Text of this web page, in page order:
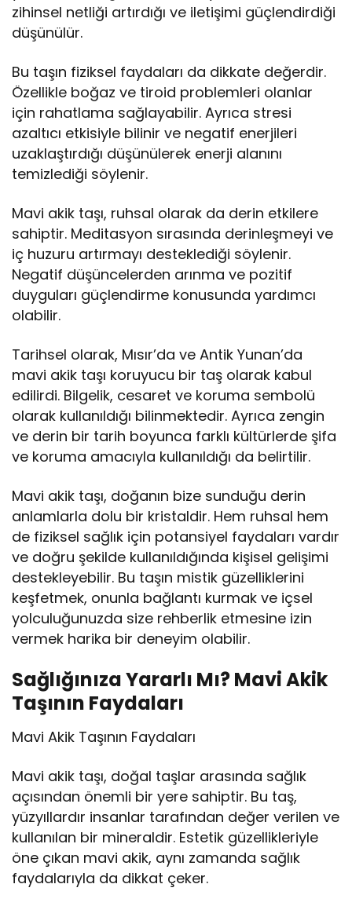
zihinsel netliği artırdığı ve iletişimi güçlendirdiği
düşünülür.
Bu taşın fiziksel faydaları da dikkate değerdir.
Özellikle boğaz ve tiroid problemleri olanlar
için rahatlama sağlayabilir. Ayrıca stresi
azaltıcı etkisiyle bilinir ve negatif enerjileri
uzaklaştırdığı düşünülerek enerji alanını
temizlediği söylenir.
Mavi akik taşı, ruhsal olarak da derin etkilere
sahiptir. Meditasyon sırasında derinleşmeyi ve
iç huzuru artırmayı desteklediği söylenir.
Negatif düşüncelerden arınma ve pozitif
duyguları güçlendirme konusunda yardımcı
olabilir.
Tarihsel olarak, Mısır’da ve Antik Yunan’da
mavi akik taşı koruyucu bir taş olarak kabul
edilirdi. Bilgelik, cesaret ve koruma sembolü
olarak kullanıldığı bilinmektedir. Ayrıca zengin
ve derin bir tarih boyunca farklı kültürlerde şifa
ve koruma amacıyla kullanıldığı da belirtilir.
Mavi akik taşı, doğanın bize sunduğu derin
anlamlarla dolu bir kristaldir. Hem ruhsal hem
de fiziksel sağlık için potansiyel faydaları vardır
ve doğru şekilde kullanıldığında kişisel gelişimi
destekleyebilir. Bu taşın mistik güzelliklerini
keşfetmek, onunla bağlantı kurmak ve içsel
yolculuğunuzda size rehberlik etmesine izin
vermek harika bir deneyim olabilir.
Sağlığınıza Yararlı Mı? Mavi Akik
Taşının Faydaları
Mavi Akik Taşının Faydaları
Mavi akik taşı, doğal taşlar arasında sağlık
açısından önemli bir yere sahiptir. Bu taş,
yüzyıllardır insanlar tarafından değer verilen ve
kullanılan bir mineraldir. Estetik güzellikleriyle
öne çıkan mavi akik, aynı zamanda sağlık
faydalarıyla da dikkat çeker.